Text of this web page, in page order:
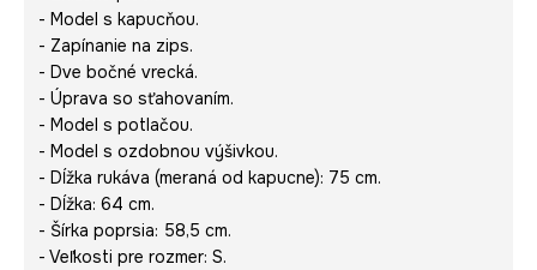
- Model s kapucňou.
- Zapínanie na zips.
- Dve bočné vrecká.
- Úprava so sťahovaním.
- Model s potlačou.
- Model s ozdobnou výšivkou.
- Dĺžka rukáva (meraná od kapucne): 75 cm.
- Dĺžka: 64 cm.
- Šírka poprsia: 58,5 cm.
- Veľkosti pre rozmer: S.